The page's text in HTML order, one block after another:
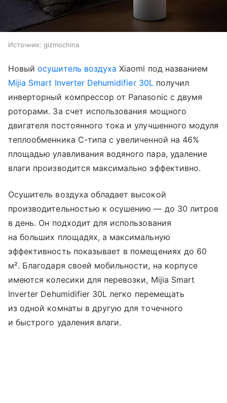
Источник: gizmochina
Новыйосушитель воздуха Xiaomi под названием
Mijia Smart Inverter Dehumidifier 30Lполучил
инверторный компрессор от Panasonic с двумя
роторами. За счет использования мощного
двигателя постоянного тока и улучшенного модуля
теплообменника С-типа с увеличенной на 46%
площадью улавливания водяного пара, удаление
влаги производится максимально эффективно.
Осушитель воздуха обладает высокой
производительностью к осушению — до 30 литров
в день. Он подходит для использования
на больших площадях, а максимальную
эффективность показывает в помещениях до 60
м². Благодаря своей мобильности, на корпусе
имеются колесики для перевозки, Mijia Smart
Inverter Dehumidifier 30L легко перемещать
из одной комнаты в другую для точечного
и быстрого удаления влаги.